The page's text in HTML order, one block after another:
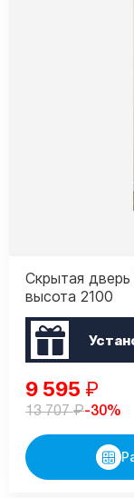
Скрытая
высота 2100
9 595 ₽
13 707₽-30%